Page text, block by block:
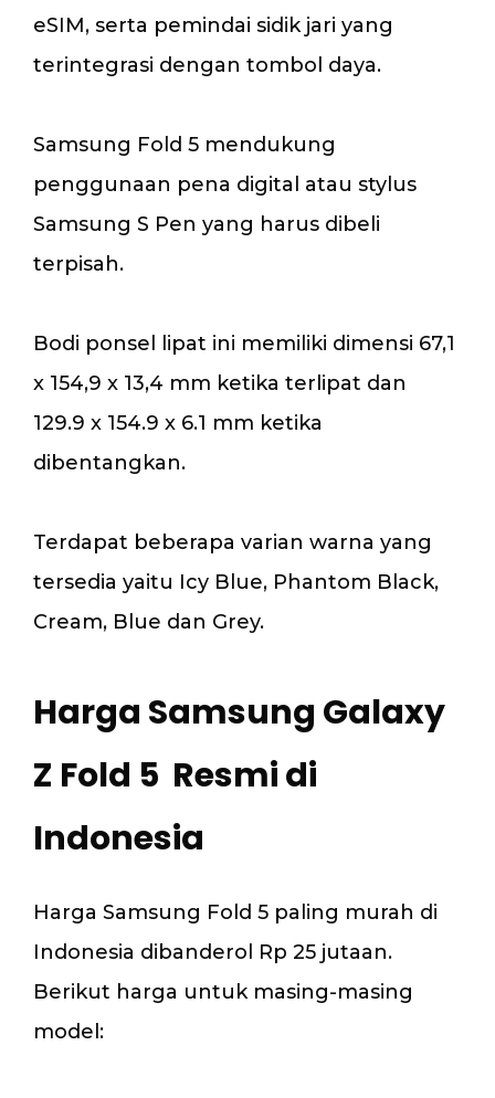
eSIM, serta pemindai sidik jari yang
terintegrasi dengan tombol daya.
Samsung Fold 5 mendukung
penggunaan pena digital atau stylus
Samsung S Pen yang harus dibeli
terpisah.
Bodi ponsel lipat ini memiliki dimensi 67,1
x 154,9 x 13,4 mm ketika terlipat dan
129.9 x 154.9 x 6.1 mm ketika
dibentangkan.
Terdapat beberapa varian warna yang
tersedia yaitu Icy Blue, Phantom Black,
Cream, Blue dan Grey.
Harga Samsung Galaxy
Z Fold 5 Resmi di
Indonesia
Harga Samsung Fold 5 paling murah di
Indonesia dibanderol Rp 25 jutaan.
Berikut harga untuk masing-masing
model: